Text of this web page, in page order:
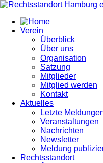
Verein
Überblick
Über uns
Organisation
Satzung
Mitglieder
Mitglied werden
Kontakt
Aktuelles
Letzte
Veranstaltungen
Nachrichten
Newsletter
Meldung
Rechtsstandort